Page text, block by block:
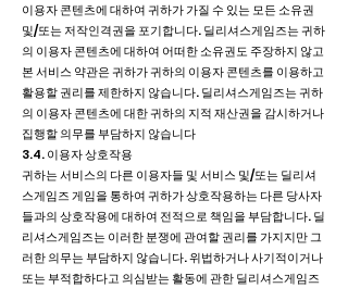
이용자 콘텐츠에 대하여 귀하가 가질 수 있는 모든 소유권
및/또는 저작인격권을 포기합니다. 딜리셔스게임즈는 귀하
의 이용자 콘텐츠에 대하여 어떠한 소유권도 주장하지 않고
본 서비스 약관은 귀하가 귀하의 이용자 콘텐츠를 이용하고
활용할 권리를 제한하지 않습니다. 딜리셔스게임즈는 귀하
의 이용자 콘텐츠에 대한 귀하의 지적 재산권을 감시하거나
집행할 의무를 부담하지 않습니다
3.4. 이용자 상호작용
귀하는 서비스의 다른 이용자들 및 서비스 및/또는 딜리셔
스게임즈 게임을 통하여 귀하가 상호작용하는 다른 당사자
들과의 상호작용에 대하여 전적으로 책임을 부담합니다. 딜
리셔스게임즈는 이러한 분쟁에 관여할 권리를 가지지만 그
러한 의무는 부담하지 않습니다. 위법하거나 사기적이거나
또는 부적합하다고 의심받는 활동에 관한 딜리셔스게임즈